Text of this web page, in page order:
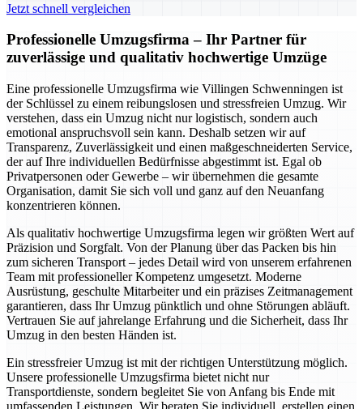
Jetzt schnell vergleichen
Professionelle Umzugsfirma – Ihr Partner für
zuverlässige und qualitativ hochwertige Umzüge
Eine professionelle Umzugsfirma wie Villingen Schwenningen ist
der Schlüssel zu einem reibungslosen und stressfreien Umzug. Wir
verstehen, dass ein Umzug nicht nur logistisch, sondern auch
emotional anspruchsvoll sein kann. Deshalb setzen wir auf
Transparenz, Zuverlässigkeit und einen maßgeschneiderten Service,
der auf Ihre individuellen Bedürfnisse abgestimmt ist. Egal ob
Privatpersonen oder Gewerbe – wir übernehmen die gesamte
Organisation, damit Sie sich voll und ganz auf den Neuanfang
konzentrieren können.
Als qualitativ hochwertige Umzugsfirma legen wir größten Wert auf
Präzision und Sorgfalt. Von der Planung über das Packen bis hin
zum sicheren Transport – jedes Detail wird von unserem erfahrenen
Team mit professioneller Kompetenz umgesetzt. Moderne
Ausrüstung, geschulte Mitarbeiter und ein präzises Zeitmanagement
garantieren, dass Ihr Umzug pünktlich und ohne Störungen abläuft.
Vertrauen Sie auf jahrelange Erfahrung und die Sicherheit, dass Ihr
Umzug in den besten Händen ist.
Ein stressfreier Umzug ist mit der richtigen Unterstützung möglich.
Unsere professionelle Umzugsfirma bietet nicht nur
Transportdienste, sondern begleitet Sie von Anfang bis Ende mit